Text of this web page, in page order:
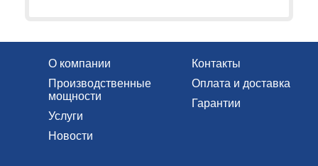
О компании
Производственные
мощности
Услуги
Новости
Контакты
Оплата и доставка
Гарантии